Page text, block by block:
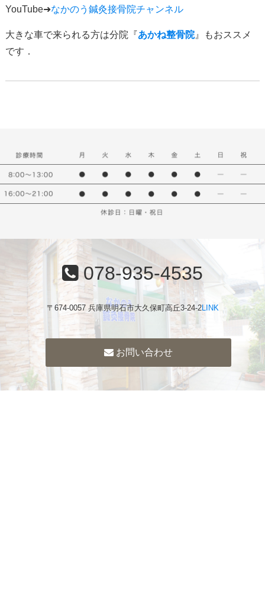
YouTube➜なかのう鍼灸接骨院チャンネル
大きな車で来られる方は分院『あかね整骨院』もおススメ
です．
078-935-4535
〒674-0057 兵庫県明石市大久保町高丘3-24-2LINK
お問い合わせ